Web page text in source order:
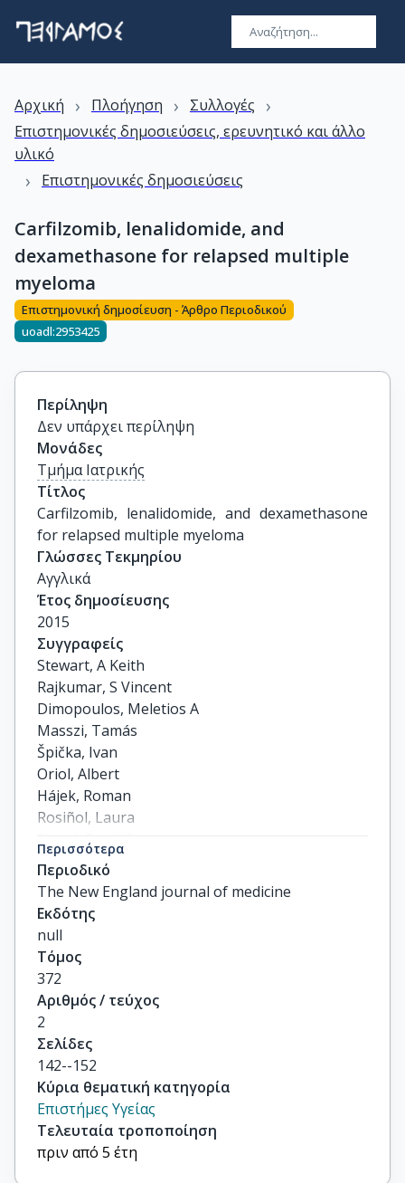
Αρχική › Πλοήγηση › Συλλογές ›
Επιστημονικές δημοσιεύσεις, ερευνητικό και άλλο
υλικό
› Επιστημονικές δημοσιεύσεις
Carfilzomib, lenalidomide, and
dexamethasone for relapsed multiple
myeloma
Επιστημονική δημοσίευση - Άρθρο Περιοδικού
uoadl:2953425
Περίληψη
Δεν υπάρχει περίληψη
Μονάδες
Τμήμα Ιατρικής
Τίτλος
Carfilzomib, lenalidomide, and dexamethasone
for relapsed multiple myeloma
Γλώσσες Τεκμηρίου
Αγγλικά
Έτος δημοσίευσης
2015
Συγγραφείς
Stewart, A Keith
Rajkumar, S Vincent
Dimopoulos, Meletios A
Masszi, Tamás
Špička, Ivan
Oriol, Albert
Hájek, Roman
Rosiñol, Laura
Siegel, David S
Mihaylov, Georgi G
others
Περισσότερα
Περιοδικό
The New England journal of medicine
Εκδότης
null
Τόμος
372
Αριθμός / τεύχος
2
Σελίδες
142--152
Κύρια θεματική κατηγορία
Επιστήμες Υγείας
Τελευταία τροποποίηση
πριν από 5 έτη